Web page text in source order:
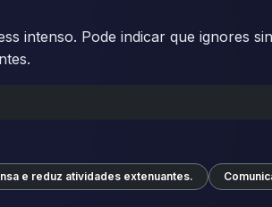
intenso. Pode indicar que ignores
e reduz atividades extenuantes.